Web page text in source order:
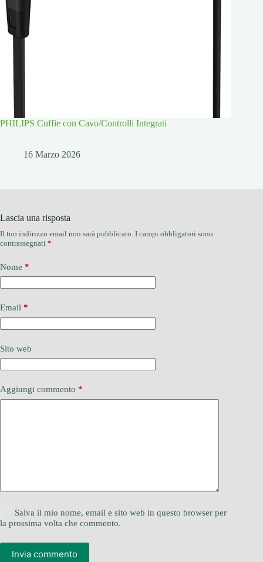
PHILIPS Cuffie con Cavo/Controlli Integrati
16 Marzo 2026
Lascia una risposta
Il tuo indirizzo email non sarà pubblicato. I campi obbligatori sono
contrassegnati *
Nome *
Email *
Sito web
Aggiungi commento *
Salva il mio nome, email e sito web in questo browser per
la prossima volta che commento.
Invia commento